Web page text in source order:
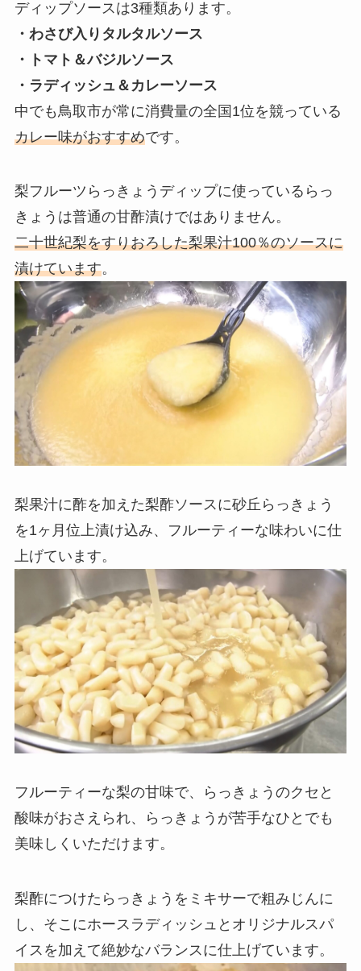
ディップソースは3種類あります。
・わさび入りタルタルソース
・トマト＆バジルソース
・ラディッシュ＆カレーソース
中でも鳥取市が常に消費量の全国1位を競っている
カレー味がおすすめです。
梨フルーツらっきょうディップに使っているらっ
きょうは普通の甘酢漬けではありません。
二十世紀梨をすりおろした梨果汁100％のソースに
漬けています。
梨果汁に酢を加えた梨酢ソースに砂丘らっきょう
を1ヶ月位上漬け込み、フルーティーな味わいに仕
上げています。
フルーティーな梨の甘味で、らっきょうのクセと
酸味がおさえられ、らっきょうが苦手なひとでも
美味しくいただけます。
梨酢につけたらっきょうをミキサーで粗みじんに
し、そこにホースラディッシュとオリジナルスパ
イスを加えて絶妙なバランスに仕上げています。